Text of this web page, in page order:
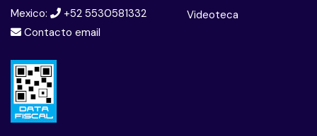
Scores pronósticos – SAN ELIAN
Fase de Cicatrización
TIME Preparación de lecho de la herida
Mexico:
+52 5530581332
Contacto email
Videoteca